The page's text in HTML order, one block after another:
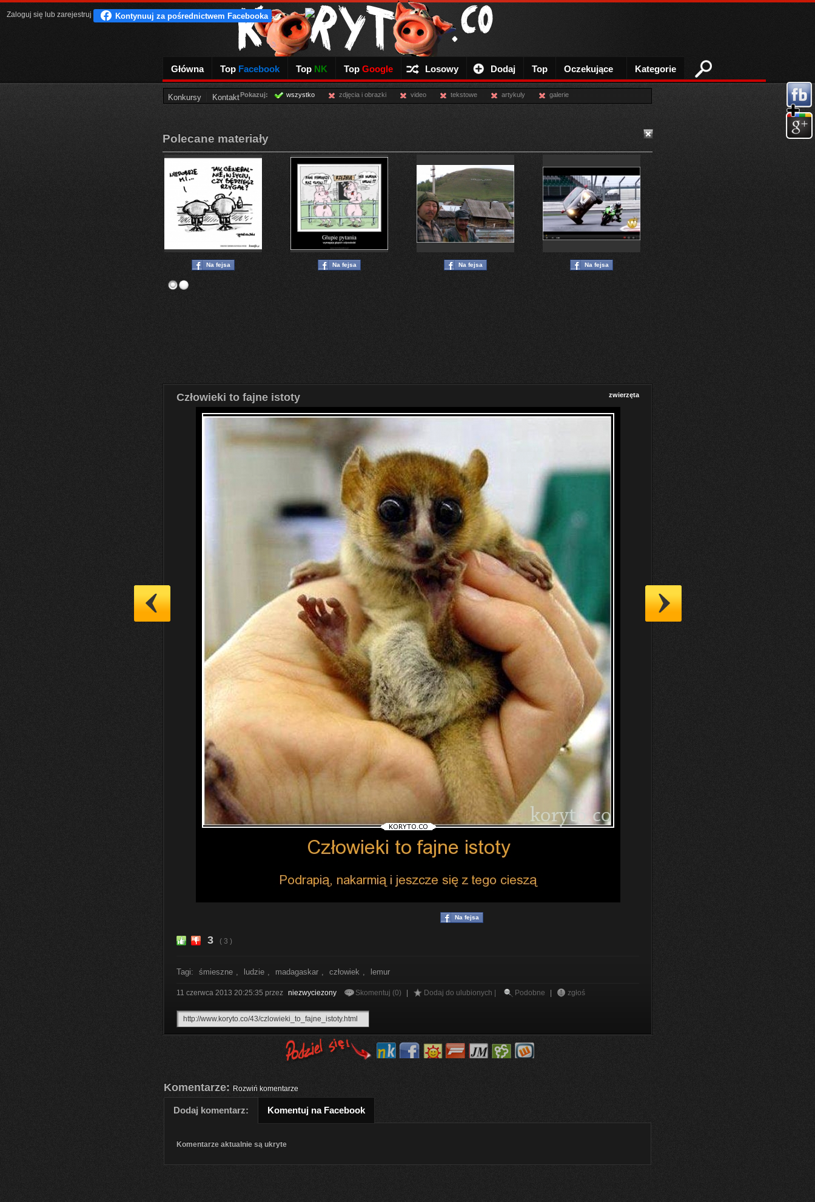
Główna Top Facebook Top NK Top Google Losowy Dodaj Top Oczekujące
5
Kategorie
Konkursy Kontakt
Zaloguj się lub zarejestruj
Pokazuj: wszystko zdjęcia i obrazki video tekstowe artykuly galerie
Polecane materiały
Na fejsa Na fejsa Na fejsa Na fejsa
zwierzęta
Człowieki to fajne istoty
Na fejsa
3 ( 3 )
Tagi: śmieszne , ludzie , madagaskar , człowiek , lemur
11 czerwca 2013 20:25:35 przez niezwyciezony Skomentuj (0) Dodaj do ulubionych | Podobne zgłoś
Komentarze: Rozwiń komentarze
Dodaj komentarz: Komentuj na Facebook
Komentarze aktualnie są ukryte